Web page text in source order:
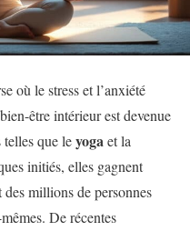
où le stress et l’anxiété
être intérieur est devenue
telles que leyogaet la
initiés, elles gagnent
millions de personnes
De récentes